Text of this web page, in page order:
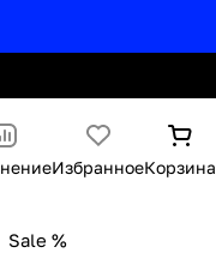
ИзбранноеКорзина
Sale %